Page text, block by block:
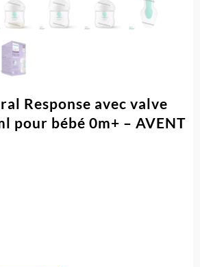
Response avec valve
pour bébé 0m+ – AVENT